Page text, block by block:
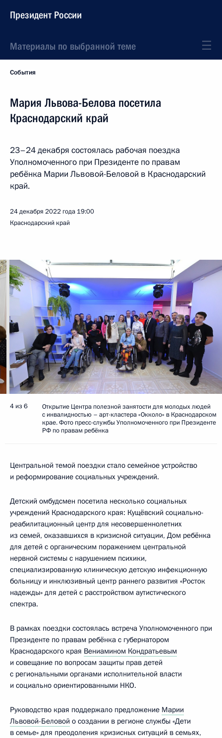
Президент России
Материалы по выбранной теме
События
Мария Львова-Белова посетила
Краснодарский край
23–24 декабря состоялась рабочая поездка
Уполномоченного при Президенте по правам
ребёнка Марии Львовой-Беловой в Краснодарский
край.
24 декабря 2022 года 19:00
Краснодарский край
4 из 6
Открытие Центра полезной занятости для молодых людей
с инвалидностью – арт-кластера «Окколо» в Краснодарском
крае. Фото пресс-службы Уполномоченного при Президенте
РФ по правам ребёнка
Центральной темой поездки стало семейное устройство
и реформирование социальных учреждений.
Детский омбудсмен посетила несколько социальных
учреждений Краснодарского края: Кущёвский социально-
реабилитационный центр для несовершеннолетних
из семей, оказавшихся в кризисной ситуации, Дом ребёнка
для детей с органическим поражением центральной
нервной системы с нарушением психики,
специализированную клиническую детскую инфекционную
больницу и инклюзивный центр раннего развития «Росток
надежды» для детей с расстройством аутистического
спектра.
В рамках поездки состоялась встреча Уполномоченного при
Президенте по правам ребёнка с губернатором
Краснодарского края Вениамином Кондратьевым
и совещание по вопросам защиты прав детей
с региональными органами исполнительной власти
и социально ориентированными НКО.
Руководство края поддержало предложение Марии
Львовой-Беловой о создании в регионе службы «Дети
в семье» для преодоления кризисных ситуаций в семьях,